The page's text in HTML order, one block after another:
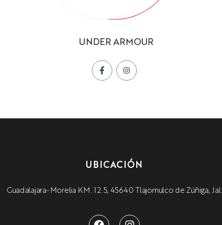
UNDER ARMOUR
UBICACIÓN
Guadalajara-Morelia KM. 12.5, 45640 Tlajomulco de Zúñiga, Jal.